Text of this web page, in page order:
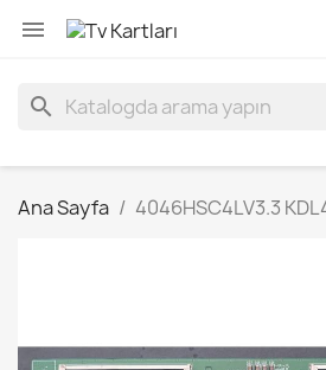

search
Ana Sayfa 4046HSC4LV3.3